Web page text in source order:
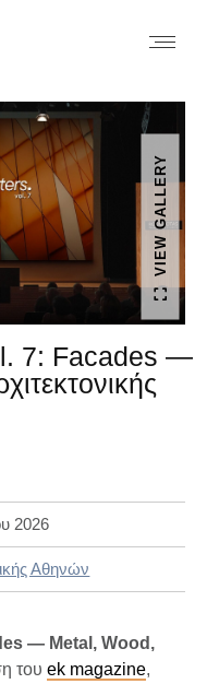
VIEW GALLERY
7: Facades —
2026
Αθηνών
— Metal, Wood,
του ek magazine,